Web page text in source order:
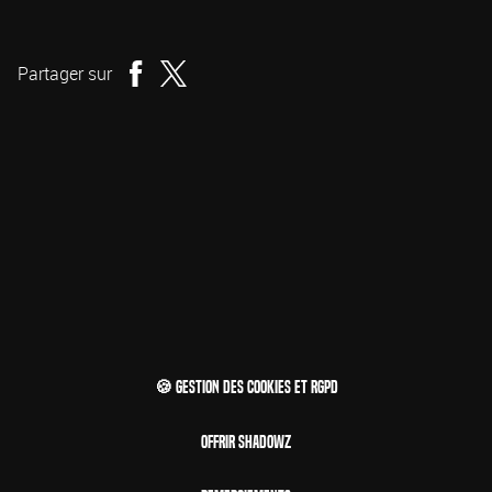
Partager sur
🍪 Gestion des cookies et RGPD
Offrir Shadowz